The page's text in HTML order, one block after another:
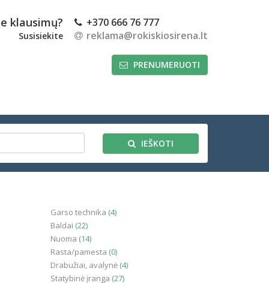
klausimų?
Susisiekite
+370 666 76 777
reklama@rokiskiosirena.lt
PRENUMERUOTI
IEŠKOTI
Garso technika (4)
Baldai (22)
Nuoma (14)
Rasta/pamesta (0)
Drabužiai, avalynė (4)
Statybinė įranga (27)